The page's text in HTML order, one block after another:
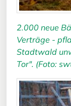
2.000 neue
Verträge -
Stadtwald
Tor". (Foto: